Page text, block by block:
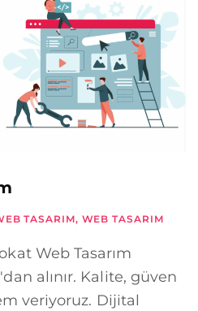
TASARIM, WEB TASARIM
Web Tasarım
alınır. Kalite, güven
veriyoruz. Dijital